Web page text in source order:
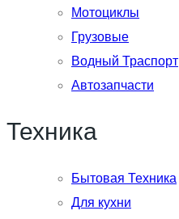
Мотоциклы
Грузовые
Водный Траспорт
Автозапчасти
Техника
Бытовая Техника
Для кухни